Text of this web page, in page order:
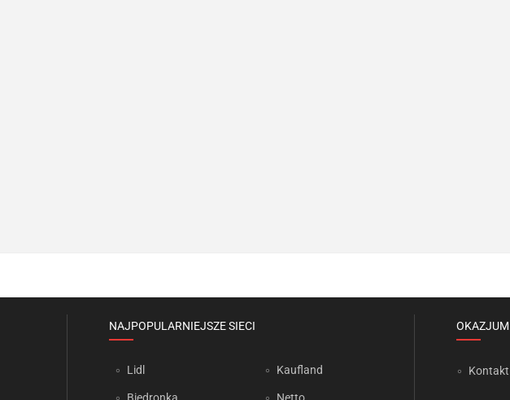
NAJPOPULARNIEJSZE SIECI
Lidl Kaufland Kontakt